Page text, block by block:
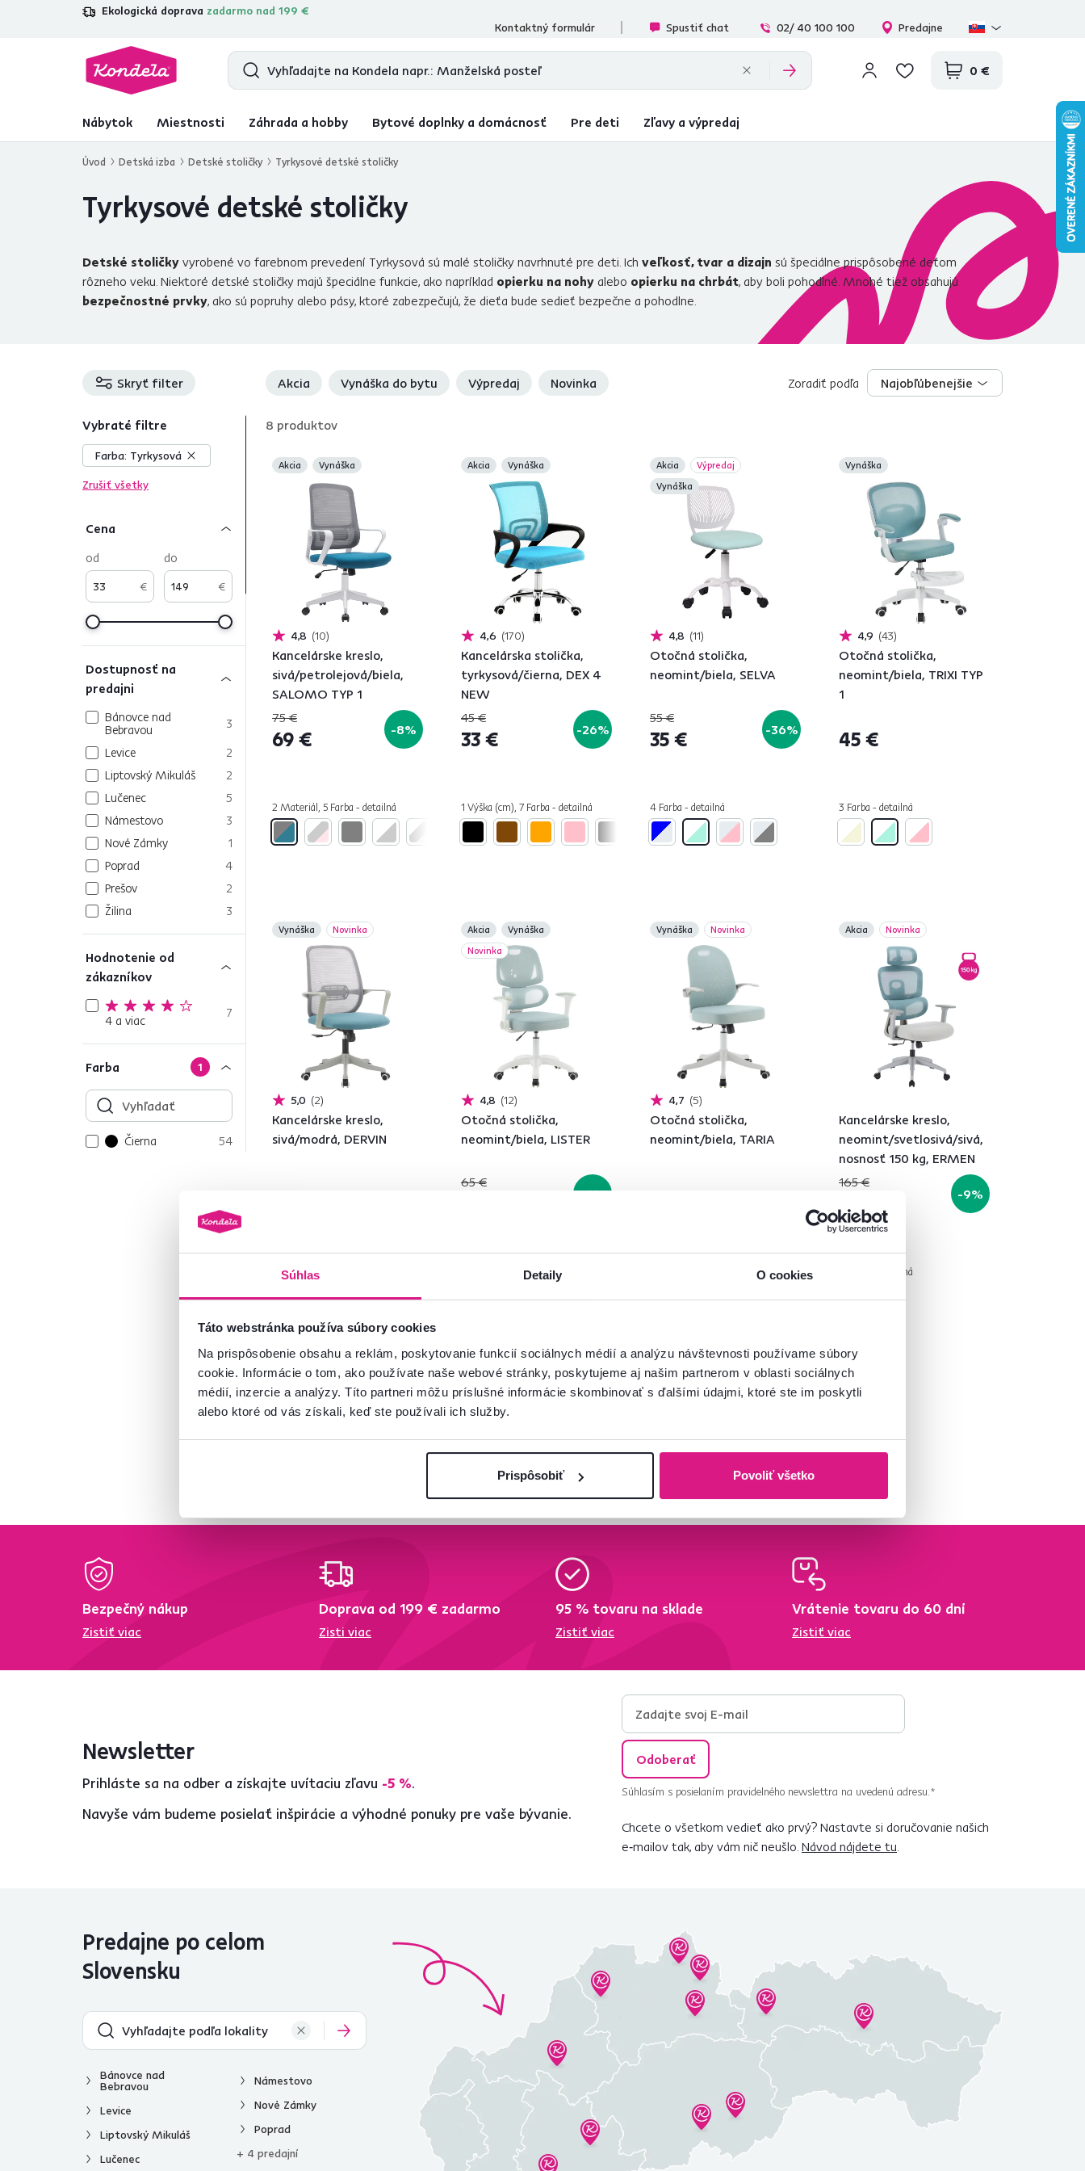
Súhlas Detaily O cookies
Táto webstránka používa súbory cookies
Na prispôsobenie obsahu a reklám, poskytovanie funkcií sociálnych médií a analýzu návštevnosti používame súbory
cookie. Informácie o tom, ako používate naše webové stránky, poskytujeme aj našim partnerom v oblasti sociálnych
médií, inzercie a analýzy. Títo partneri môžu príslušné informácie skombinovať s ďalšími údajmi, ktoré ste im poskytli
alebo ktoré od vás získali, keď ste používali ich služby.
Prispôsobiť Povoliť všetko
Ekologická doprava zadarmo nad 199 €
4,7 31 157overených produktových recenzií
Kontaktný formulár
Spustiť chat 02/ 40 100 100 Predajne
0 €
Nábytok Miestnosti Záhrada a hobby Bytové doplnky a domácnosť Pre deti Zľavy a výpredaj
Úvod Detská izba Detské stoličky Tyrkysové detské stoličky
Tyrkysové detské stoličky
Detské stoličky vyrobené vo farebnom prevedení Tyrkysová sú malé stoličky navrhnuté pre deti. Ich veľkosť, tvar a dizajn sú špeciálne prispôsobené deťom
rôzneho veku. Niektoré detské stoličky majú špeciálne funkcie, ako napríklad opierku na nohy alebo opierku na chrbát, aby boli pohodlné. Mnohé tiež obsahujú
bezpečnostné prvky, ako sú popruhy alebo pásy, ktoré zabezpečujú, že dieťa bude sedieť bezpečne a pohodlne.
Skryť filter Akcia Vynáška do bytu Výpredaj Novinka Najobľúbenejšie
Zoradiť podľa Najobľúbenejšie
Vybraté filtre
Farba: Tyrkysová
Zrušiť všetky
Cena
€
od
€
do
Dostupnosť na
predajni
Bánovce nad
Bebravou
3
Levice
2
Liptovský Mikuláš
2
Lučenec
5
Námestovo
3
Nové Zámky
1
Poprad
4
Prešov
2
Žilina
3
Hodnotenie od
zákazníkov
4 a viac 7
Farba 1
Čierna
54
3
10
1
3
3
70
6
Model
DERVIN
1
LISTER
SELVA
1
TARIA
1
Hĺbka (cm)
od
do
Výška (cm)
8 produktov
Akcia Vynáška
4,8 10
Kancelárske kreslo,
sivá/petrolejová/biela,
SALOMO TYP 1
75 €
69 € -8%
2 Materiál, 5 Farba - detailná
Akcia Vynáška
4,6 170
Kancelárska stolička,
tyrkysová/čierna, DEX 4
NEW
45 €
33 € -26%
1 Výška (cm), 7 Farba - detailná
Akcia
Výpredaj
Vynáška
4,8 11
Otočná stolička,
neomint/biela, SELVA
55 €
35 € -36%
4 Farba - detailná
Vynáška
4,9 43
Otočná stolička,
neomint/biela, TRIXI TYP
1
45 €
3 Farba - detailná
Vynáška Novinka
5,0 2
Kancelárske kreslo,
sivá/modrá, DERVIN
2 Farba - detailná
Akcia
Vynáška
Novinka
4,8 12
Otočná stolička,
neomint/biela, LISTER
65 €
-9%
3 Farba - detailná
Vynáška Novinka
4,7 5
Otočná stolička,
neomint/biela, TARIA
Akcia Novinka
Kancelárske kreslo,
neomint/svetlosivá/sivá,
nosnosť 150 kg, ERMEN
165 €
149 € -9%
2 Farba - detailná
Pozreli ste8produktov z8
Bezpečný nákup
Zistiť viac
Doprava od 199 € zadarmo
Zisti viac
95 % tovaru na sklade
Zistiť viac
Vrátenie tovaru do 60 dní
Zistiť viac
Newsletter
Prihláste sa na odber a získajte uvítaciu zľavu -5 %.
Navyše vám budeme posielať inšpirácie a výhodné ponuky pre vaše bývanie.
Odoberať
Súhlasím s posielaním pravidelného newslettra na uvedenú adresu.*
Chcete o všetkom vedieť ako prvý? Nastavte si doručovanie našich
e‑mailov tak, aby vám nič neušlo. Návod nájdete tu
Predajne po celom
Slovensku
Bánovce nad
Bebravou
Levice
Liptovský Mikuláš
Lučenec
Námestovo
Nové Zámky
Poprad
+ 4 predajní